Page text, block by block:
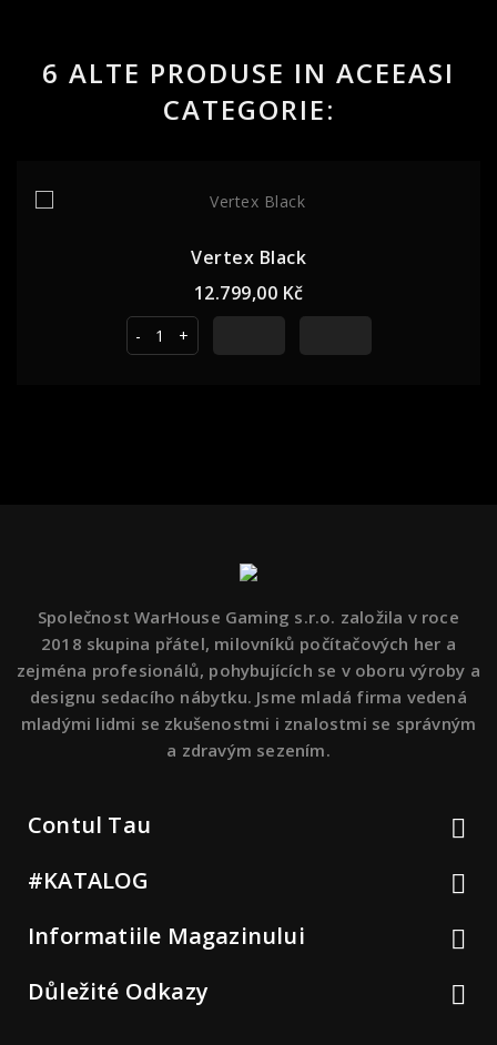
6 ALTE PRODUSE IN ACEEASI
CATEGORIE:
Vertex Black
12.799,00 Kč
- +
Společnost WarHouse Gaming s.r.o. založila v roce
2018 skupina přátel, milovníků počítačových her a
zejména profesionálů, pohybujících se v oboru výroby a
designu sedacího nábytku. Jsme mladá firma vedená
mladými lidmi se zkušenostmi i znalostmi se správným
a zdravým sezením.
Contul Tau 
#KATALOG 
Informatiile Magazinului 
Důležité Odkazy 